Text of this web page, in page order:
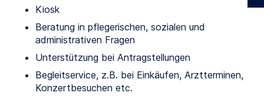
Kiosk
Beratung in pflegerischen, sozialen und
administrativen Fragen
Unterstützung bei Antragstellungen
Begleitservice, z.B. bei Einkäufen, Arztterminen,
Konzertbesuchen etc.